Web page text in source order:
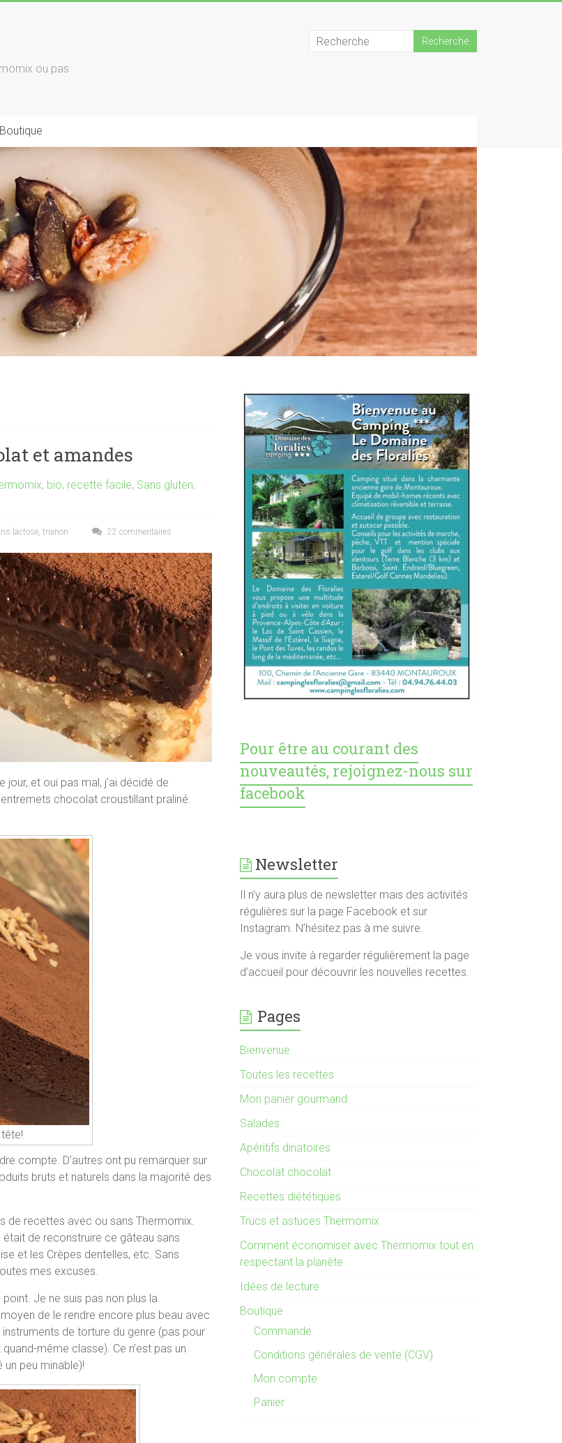
ou pas
Boutique
et amandes
, bio, recette facile, Sans gluten,
lactose, trianon 22 commentaires
et oui pas mal, j’ai décidé de
chocolat croustillant praliné.
compte. D’autres ont pu remarquer sur
bruts et naturels dans la majorité des
de recettes avec ou sans Thermomix.
était de reconstruire ce gâteau sans
et les Crèpes dentelles, etc. Sans
mes excuses.
point. Je ne suis pas non plus la
de le rendre encore plus beau avec
de torture du genre (pas pour
même classe). Ce n’est pas un
peu minable)!
Pour être au courant des
nouveautés, rejoignez-nous sur
facebook
Newsletter
Il n’y aura plus de newsletter mais des activités
régulières sur la page Facebook et sur
Instagram. N’hésitez pas à me suivre.
Je vous invite à regarder régulièrement la page
d’accueil pour découvrir les nouvelles recettes.
Pages
Bienvenue
Toutes les recettes
Mon panier gourmand
Salades
Apéritifs dinatoires
Chocolat chocolat
Recettes diététiques
Trucs et astuces Thermomix
Comment économiser avec Thermomix tout en
respectant la planète
Idées de lecture
Boutique
Commande
Conditions générales de vente (CGV)
Mon compte
Panier